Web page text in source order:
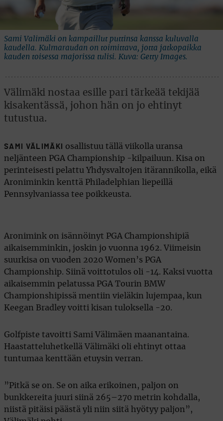
Sami Valimäki on kampaillut puttinsa kanssa kuluvalla
kaudella. Kulmaraudan on toimittava, jotta jatkopaikka
kauden toisessa majorissa tulisi. Kuva: Getty Images.
Välimäki nostaa esille pari tärkeää tekijää
kisakentässä, johon hän on jo ehtinyt
tutustua.
SAMI VÄLIMÄKI
osallistuu tällä viikolla uransa
neljänteen PGA Championship -kilpailuun. Kisa on
perinteisesti pelattu Yhdysvaltojen itärannikolla, eikä
Aroniminkin kenttä Philadelphian liepeillä
Pennsylvaniassa tee poikkeusta.
Aronimink on isännöinyt PGA Championshipiä
aikaisemminkin, joskin jo vuonna 1962. Viimeisin
suurkisa on vuoden 2020 Women’s PGA
Championship. Siinä voittotulos oli -14. Kaksi vuotta
aikaisemmin pelatussa PGA Tourin BMW
Championshipissä mentiin vieläkin lujempaa, kun
Keegan Bradley voitti kisan tuloksella -20.
Golfpiste tavoitti Sami Välimäen maanantaina.
Haastatteluhetkellä Välimäki oli ehtinyt ottaa
tuntumaa kenttään etuysin verran.
”Pitkä se on. Se on aika erikoinen, paljon on
bunkkereita juuri siinä 265–270 metrin kohdalla,
niistä pitäisi päästä yli niin siitä hyötyy paljon”,